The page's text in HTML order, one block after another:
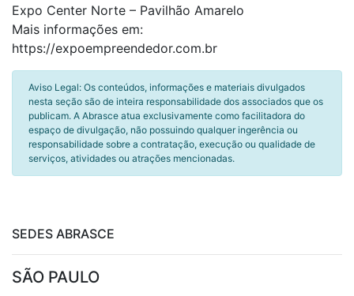
Expo Center Norte – Pavilhão Amarelo
Mais informações em:
https://expoempreendedor.com.br
Aviso Legal: Os conteúdos, informações e materiais divulgados
nesta seção são de inteira responsabilidade dos associados que os
publicam. A Abrasce atua exclusivamente como facilitadora do
espaço de divulgação, não possuindo qualquer ingerência ou
responsabilidade sobre a contratação, execução ou qualidade de
serviços, atividades ou atrações mencionadas.
SEDES ABRASCE
SÃO PAULO